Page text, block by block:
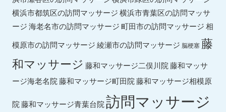
横浜市都筑区の訪問マッサージ横浜市青葉区の訪問マッサ
ージ海老名市の訪問マッサージ町田市の訪問マッサージ相
模原市の訪問マッサージ綾瀬市の訪問マッサージ 脳梗塞藤
和マッサージ 藤和マッサージ二俣川院藤和マッサ
ージ海老名院藤和マッサージ町田院藤和マッサージ相模原
院藤和マッサージ青葉台院訪問マッサージ